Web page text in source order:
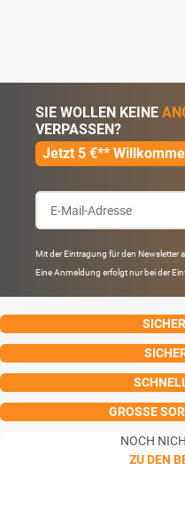
SIE WOLLEN KEINE
VERPASSEN?
Jetzt 5 €**
Mit der Eintragung für den Newsletter
Eine Anmeldung erfolgt nur bei der
GROSSE
NOCH
ZU DEN